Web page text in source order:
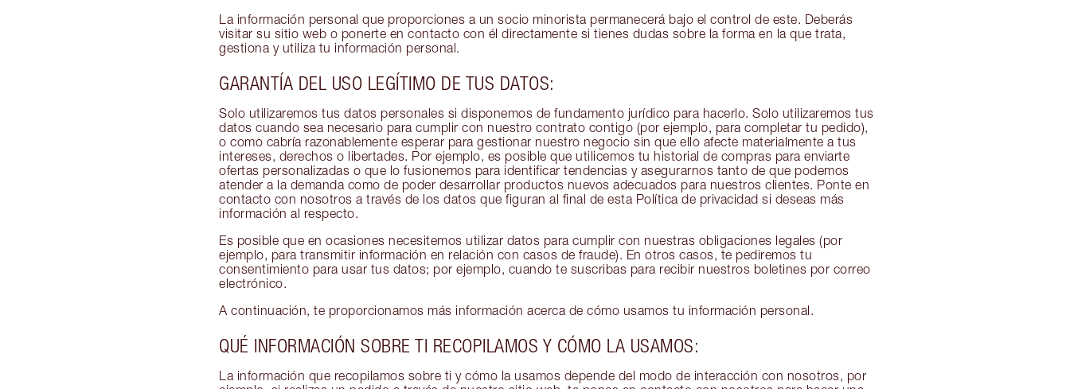
La información personal que proporciones a un socio minorista permanecerá bajo el control de este. Deberás
visitar su sitio web o ponerte en contacto con él directamente si tienes dudas sobre la forma en la que trata,
gestiona y utiliza tu información personal.
GARANTÍA DEL USO LEGÍTIMO DE TUS DATOS:
Solo utilizaremos tus datos personales si disponemos de fundamento jurídico para hacerlo. Solo utilizaremos tus
datos cuando sea necesario para cumplir con nuestro contrato contigo (por ejemplo, para completar tu pedido),
o como cabría razonablemente esperar para gestionar nuestro negocio sin que ello afecte materialmente a tus
intereses, derechos o libertades. Por ejemplo, es posible que utilicemos tu historial de compras para enviarte
ofertas personalizadas o que lo fusionemos para identificar tendencias y asegurarnos tanto de que podemos
atender a la demanda como de poder desarrollar productos nuevos adecuados para nuestros clientes. Ponte en
contacto con nosotros a través de los datos que figuran al final de esta Política de privacidad si deseas más
información al respecto.
Es posible que en ocasiones necesitemos utilizar datos para cumplir con nuestras obligaciones legales (por
ejemplo, para transmitir información en relación con casos de fraude). En otros casos, te pediremos tu
consentimiento para usar tus datos; por ejemplo, cuando te suscribas para recibir nuestros boletines por correo
electrónico.
A continuación, te proporcionamos más información acerca de cómo usamos tu información personal.
QUÉ INFORMACIÓN SOBRE TI RECOPILAMOS Y CÓMO LA USAMOS:
La información que recopilamos sobre ti y cómo la usamos depende del modo de interacción con nosotros, por